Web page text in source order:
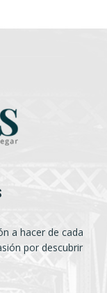
a hacer de cada
por descubrir